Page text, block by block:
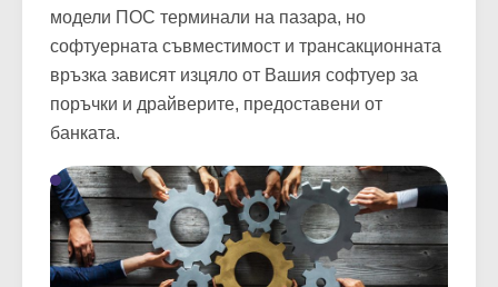
модели ПОС терминали на пазара, но
софтуерната съвместимост и трансакционната
връзка зависят изцяло от Вашия софтуер за
поръчки и драйверите, предоставени от
банката.